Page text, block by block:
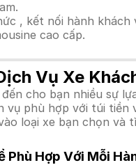
, kết nối hành
cao cấp.
Vụ Xe
cho bạn nhiều sự
vụ phù hợp với túi
loại xe bạn chọn và
Phù Hợp Với Mỗi